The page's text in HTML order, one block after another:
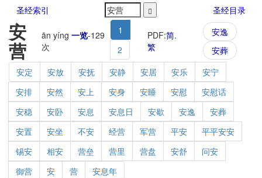
圣经索引 圣经目录
安
营
ān yíng 一览-129
次
1
2
PDF:简.
繁
安逸
安葬
安定
安放 安抚 安静 安居 安乐
安宁
安排
安然 安上 安身 安睡 安慰
安慰话
安稳
安卧 安息 安息日 安歇 安逸
安葬
安置
安坐 不安 经营 军营 平安
平平安安
锡安
相安 营垒 营里 营盘 安舒
问安
御营
安 营
安息年